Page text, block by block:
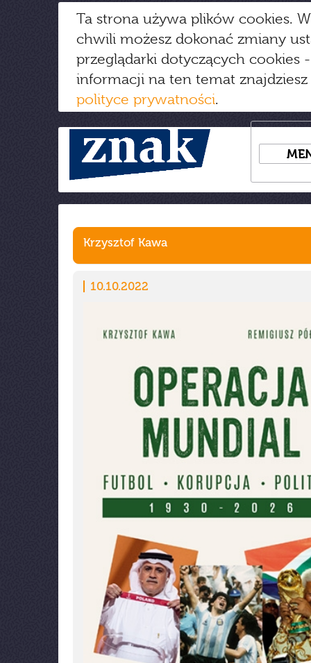
Ta strona używa plików cookies.
chwili możesz dokonać zmiany
przeglądarki dotyczących cookies
informacji na ten temat
polityce prywatności.
Krzysztof Kawa
10.10.2022